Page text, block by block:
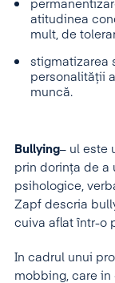
atitudinea
mult, de
stigmatizarea
personalității
muncă.
Bullying– ul este
prin dorința de a
psihologice,
Zapf descria
cuiva aflat într-o
In cadrul unui
mobbing, care